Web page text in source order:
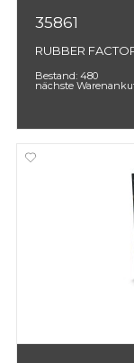
35861
RUBBER
Bestand: 480
nächste